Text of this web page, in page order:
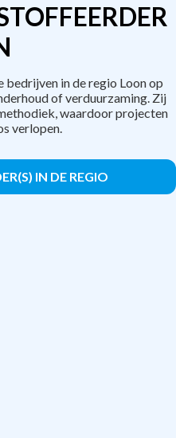
in de regio Loon op
of verduurzaming. Zij
waardoor projecten
verlopen.
IN DE REGIO